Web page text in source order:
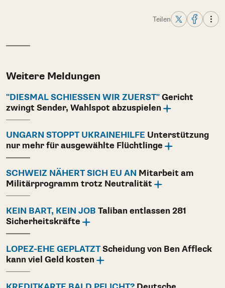
Teilen
Weitere Meldungen
"DIESMAL SCHIESSEN WIR ZUERST" Gericht
zwingt Sender, Wahlspot abzuspielen
UNGARN STOPPT UKRAINEHILFE Unterstützung
nur mehr für ausgewählte Flüchtlinge
SCHWEIZ NÄHERT SICH EU AN Mitarbeit am
Militärprogramm trotz Neutralität
KEIN BART, KEIN JOB Taliban entlassen 281
Sicherheitskräfte
LOPEZ-EHE GEPLATZTScheidung von Ben Affleck
kann viel Geld kosten